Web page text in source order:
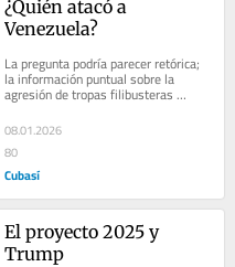
¿Quién atacó a
Venezuela?
La pregunta podría parecer retórica;
la información puntual sobre la
agresión de tropas filibusteras
estadounidenses, ha generado
cualquier...
08.01.2026
80
Cubasí
El proyecto 2025 y
Trump